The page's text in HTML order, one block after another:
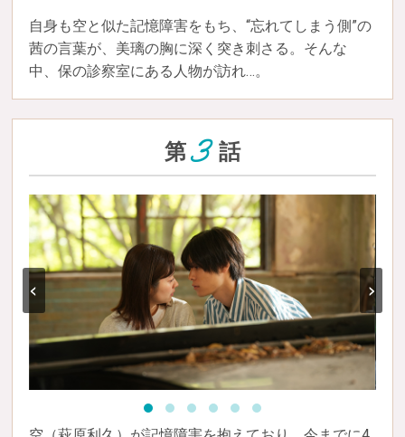
自身も空と似た記憶障害をもち、“忘れてしまう側”の
茜の言葉が、美璃の胸に深く突き刺さる。そんな
中、保の診察室にある人物が訪れ…。
第3 話
‹ ›